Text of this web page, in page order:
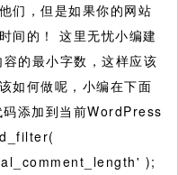
们，但是如果你的网站
间的！
这里无忧小编建
的最小字数，这样应该
如何做呢，小编在下面
添加到当前WordPress
);